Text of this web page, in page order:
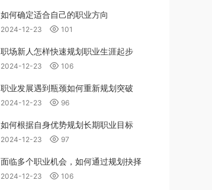
如何确定适合自己的职业方向
2024-12-23 101
职场新人怎样快速规划职业生涯起步
2024-12-23 106
职业发展遇到瓶颈如何重新规划突破
2024-12-23 96
如何根据自身优势规划长期职业目标
2024-12-23 97
面临多个职业机会，如何通过规划抉择
2024-12-23 106